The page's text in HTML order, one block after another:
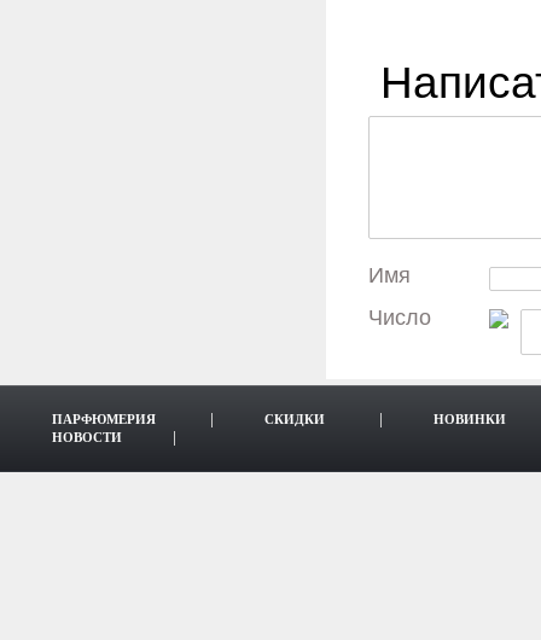
Имя
Число
ПАРФЮМЕРИЯ СКИДКИ
НОВИНКИ
НОВОСТИ